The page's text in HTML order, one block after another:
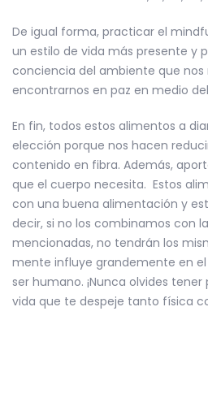
De igual forma, practicar el
un estilo de vida más presente y
conciencia del ambiente que nos
encontrarnos en paz en medio
En fin, todos estos alimentos a
elección porque nos hacen
contenido en fibra. Además,
que el cuerpo necesita. Estos
con una buena alimentación y
decir, si no los combinamos con
mencionadas, no tendrán los
mente influye grandemente en
ser humano. ¡Nunca olvides
vida que te despeje tanto física